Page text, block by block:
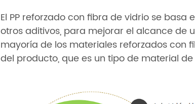
El PP reforzado con fibra de vidrio se
otros aditivos, para mejorar el alcance de
mayoría de los materiales reforzados con
del producto, que es un tipo de material